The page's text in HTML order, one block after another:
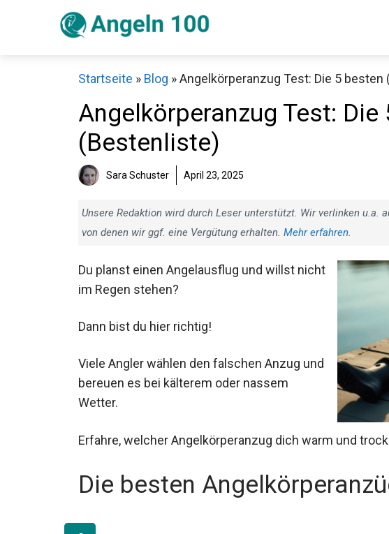
Startseite » Blog »Angelkörperanzug Test: Die 5 besten
Angelkörperanzug Test: Die
(Bestenliste)
Sara Schuster April 23, 2025
Unsere Redaktion wird durch Leser unterstützt. Wir verlinken u.a.
von denen wir ggf. eine Vergütung erhalten. Mehr erfahren.
Du planst einen Angelausflug und willst
nicht im Regen stehen?
Dann bist du hier richtig!
Viele Angler wählen den falschen Anzug
und bereuen es bei kälterem oder nassem
Wetter.
Erfahre, welcher Angelkörperanzug dich warm und
Die besten
Schaue dir jetzt